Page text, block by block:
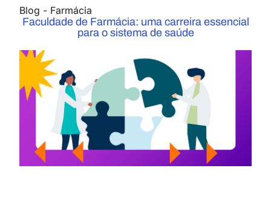
Blog - Farmácia
Faculdade de Farmácia: uma carreira essencial
para o sistema de saúde